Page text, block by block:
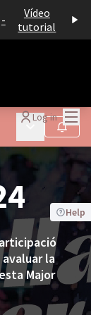
-
Vídeo
tutorial
Log in
Main menu
Follow
Help
la
Major